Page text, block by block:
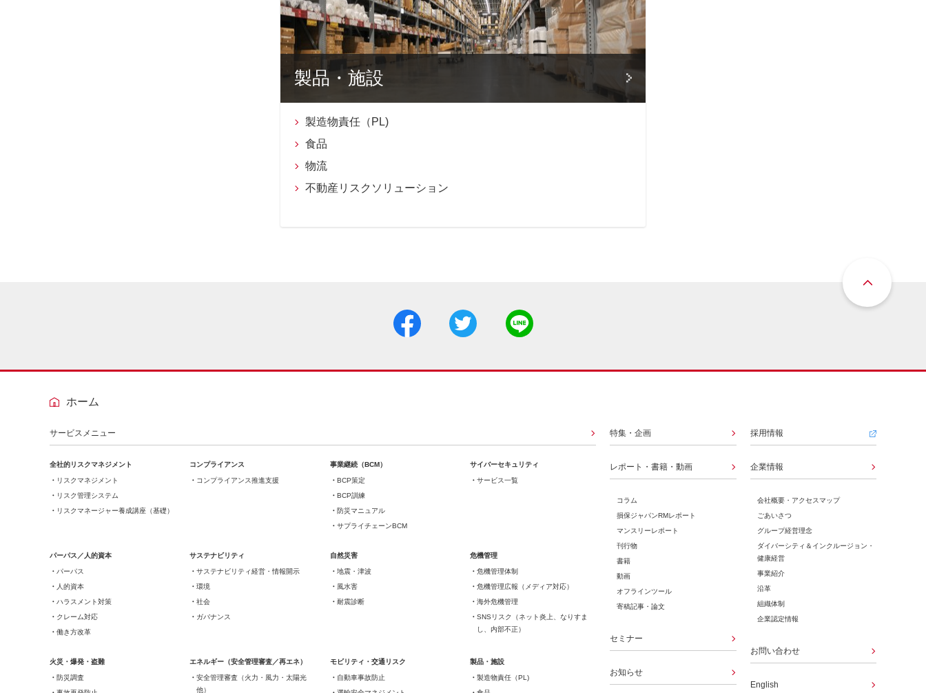
製品・施設
製造物責任（PL)
食品
物流
不動産リスクソリューション
ホーム
サービスメニュー
全社的リスクマネジメント
リスクマネジメント
リスク管理システム
リスクマネージャー養成講座（基礎）
コンプライアンス
コンプライアンス推進支援
事業継続（BCM）
BCP策定
BCP訓練
防災マニュアル
サプライチェーンBCM
サイバーセキュリティ
サービス一覧
パーパス／人的資本
パーパス
人的資本
ハラスメント対策
クレーム対応
働き方改革
サステナビリティ
サステナビリティ経営・情報開示
環境
社会
ガバナンス
自然災害
地震・津波
風水害
耐震診断
危機管理
危機管理体制
危機管理広報（メディア対応）
海外危機管理
SNSリスク（ネット炎上、なりすま
し、内部不正）
火災・爆発・盗難
防災調査
エネルギー（安全管理審査／再エネ）
安全管理審査（火力・風力・太陽光
他）
モビリティ・交通リスク
自動車事故防止
製品・施設
製造物責任（PL)
特集・企画
レポート・書籍・動画
コラム
損保ジャパンRMレポート​
マンスリーレポート
刊行物
書籍
動画
オフラインツール
寄稿記事・論文
セミナー
お知らせ
採用情報
企業情報
会社概要・アクセスマップ
ごあいさつ
グループ経営理念
ダイバーシティ＆インクルージョン・
健康経営
事業紹介
沿革
組織体制
企業認定情報
お問い合わせ
English